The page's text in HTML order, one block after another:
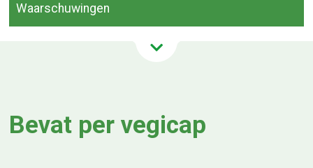
Waarschuwingen
Bevat per vegicap